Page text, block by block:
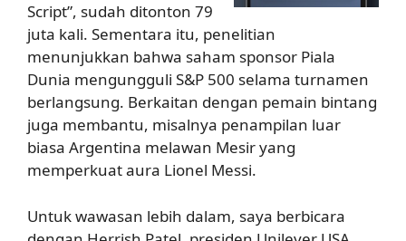
Script”, sudah ditonton 79
juta kali. Sementara itu, penelitian
menunjukkan bahwa saham sponsor Piala
Dunia mengungguli S&P 500 selama turnamen
berlangsung. Berkaitan dengan pemain bintang
juga membantu, misalnya penampilan luar
biasa Argentina melawan Mesir yang
memperkuat aura Lionel Messi.
Untuk wawasan lebih dalam, saya berbicara